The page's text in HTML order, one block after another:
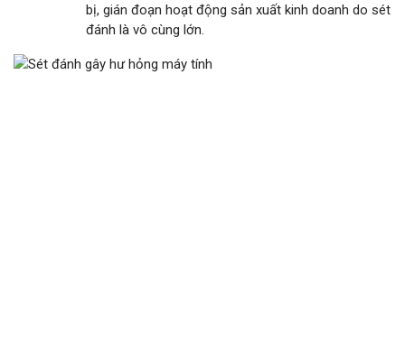
bị, gián đoạn hoạt động sản xuất kinh doanh do sét
đánh là vô cùng lớn.